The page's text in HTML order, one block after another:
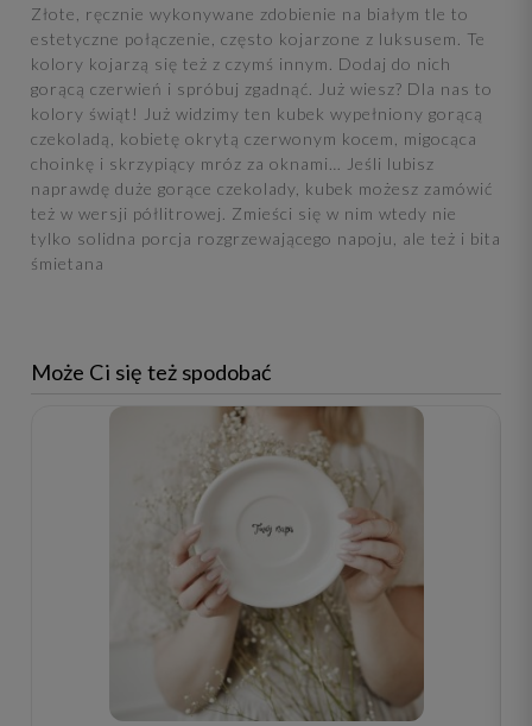
Złote, ręcznie wykonywane zdobienie na białym tle to
estetyczne połączenie, często kojarzone z luksusem. Te
kolory kojarzą się też z czymś innym. Dodaj do nich
gorącą czerwień i spróbuj zgadnąć. Już wiesz? Dla nas to
kolory świąt! Już widzimy ten kubek wypełniony gorącą
czekoladą, kobietę okrytą czerwonym kocem, migocąca
choinkę i skrzypiący mróz za oknami… Jeśli lubisz
naprawdę duże gorące czekolady, kubek możesz zamówić
też w wersji półlitrowej. Zmieści się w nim wtedy nie
tylko solidna porcja rozgrzewającego napoju, ale też i bita
śmietana
Może Ci się też spodobać